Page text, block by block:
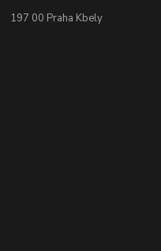
197 00 Praha Kbely